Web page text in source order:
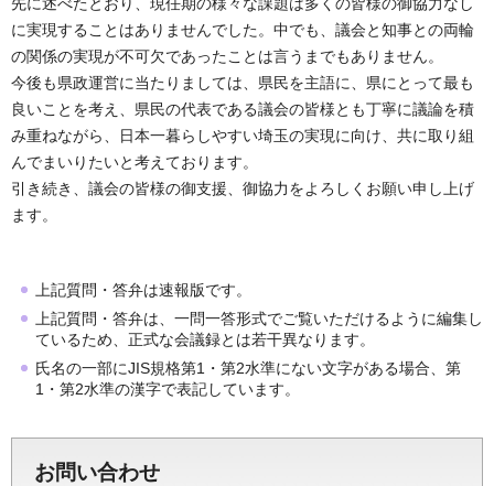
に実現することはありませんでした。中でも、議会と知事との両輪
の関係の実現が不可欠であったことは言うまでもありません。
今後も県政運営に当たりましては、県民を主語に、県にとって最も
良いことを考え、県民の代表である議会の皆様とも丁寧に議論を積
み重ねながら、日本一暮らしやすい埼玉の実現に向け、共に取り組
んでまいりたいと考えております。
引き続き、議会の皆様の御支援、御協力をよろしくお願い申し上げ
ます。
上記質問・答弁は速報版です。
上記質問・答弁は、一問一答形式でご覧いただけるように編集し
ているため、正式な会議録とは若干異なります。
氏名の一部にJIS規格第1・第2水準にない文字がある場合、第
1・第2水準の漢字で表記しています。
お問い合わせ